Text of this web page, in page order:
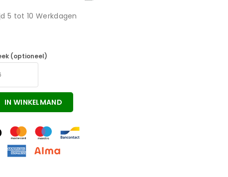
5 tot 10 Werkdagen
(optioneel)
IN WINKELMAND